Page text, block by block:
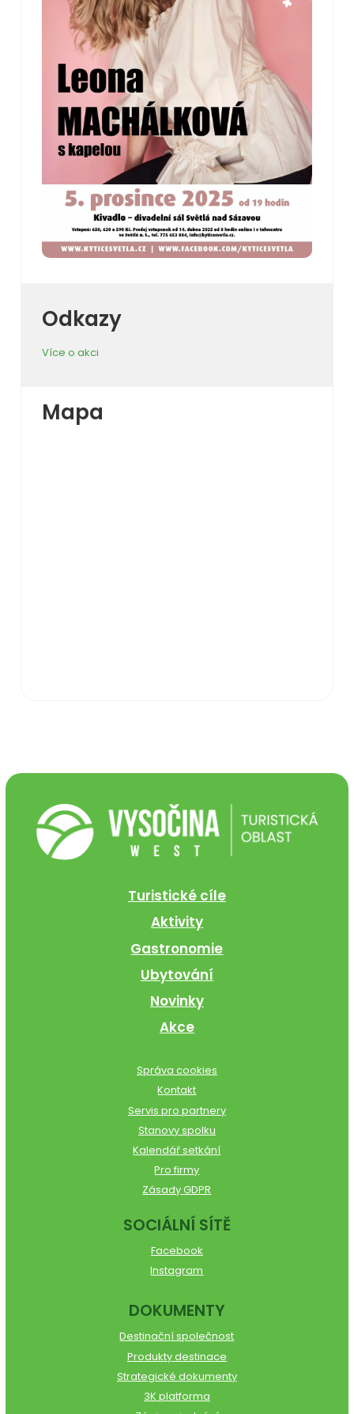
Odkazy
Více o akci
Mapa
Turistické cíle
Aktivity
Gastronomie
Ubytování
Novinky
Akce
Správa cookies
Kontakt
Servis pro partnery
Stanovy spolku
Kalendář setkání
Pro firmy
Zásady GDPR
SOCIÁLNÍ SÍTĚ
Facebook
Instagram
DOKUMENTY
Destinační společnost
Produkty destinace
Strategické dokumenty
3K platforma